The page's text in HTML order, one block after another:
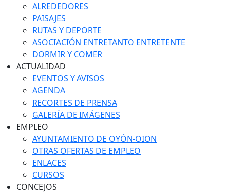
ALREDEDORES
PAISAJES
RUTAS Y DEPORTE
ASOCIACIÓN ENTRETANTO ENTRETENTE
DORMIR Y COMER
ACTUALIDAD
EVENTOS Y AVISOS
AGENDA
RECORTES DE PRENSA
GALERÍA DE IMÁGENES
EMPLEO
AYUNTAMIENTO DE OYÓN-OION
OTRAS OFERTAS DE EMPLEO
ENLACES
CURSOS
CONCEJOS